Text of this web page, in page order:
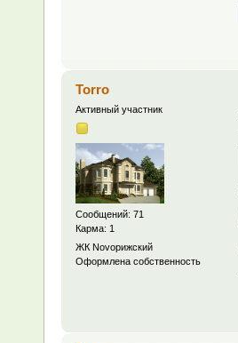
Torro
Активный участник
Сообщений: 71
Карма: 1
ЖК Novoрижский
Оформлена собственность